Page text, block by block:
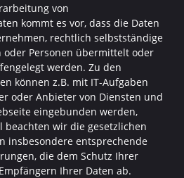
von
kommt es vor, dass die Daten
rechtlich selbstständige
Personen übermittelt oder
werden. Zu den
können z.B. mit IT-Aufgaben
oder Anbieter von Diensten und
eingebunden werden,
beachten wir die gesetzlichen
insbesondere entsprechende
die dem Schutz Ihrer
Ihrer Daten ab.